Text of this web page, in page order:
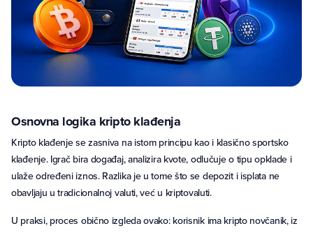
Osnovna logika kripto klađenja
Kripto klađenje se zasniva na istom principu kao i klasično sportsko
klađenje. Igrač bira događaj, analizira kvote, odlučuje o tipu opklade i
ulaže određeni iznos. Razlika je u tome što se depozit i isplata ne
obavljaju u tradicionalnoj valuti, već u kriptovaluti.
U praksi, proces obično izgleda ovako: korisnik ima kripto novčanik, iz